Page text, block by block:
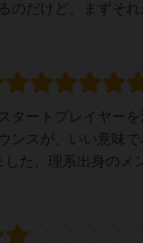
のだけど、まずそ
タートプレイヤー
ンスが、いい意味
た。理系出身のメ